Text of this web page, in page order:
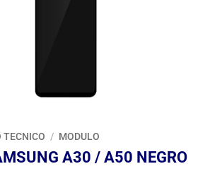
TECNICO / MODULO
A30 / A50 NEGRO